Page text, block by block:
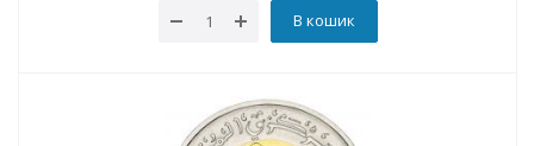
В кошик